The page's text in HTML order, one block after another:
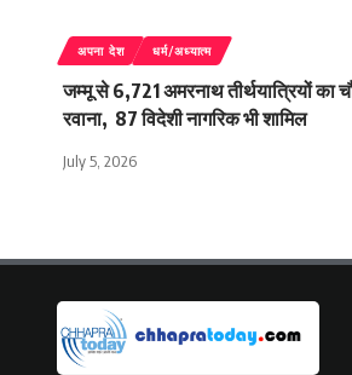
अपना देश धर्म/अध्यात्म
जम्मू से 6,721 अमरनाथ तीर्थयात्रियों का
रवाना, 87 विदेशी नागरिक भी शामिल
July 5, 2026